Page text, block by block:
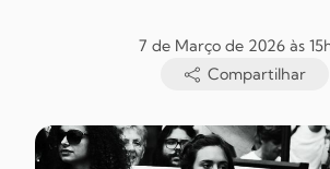
7 de Março de 2026 às
Compartilhar